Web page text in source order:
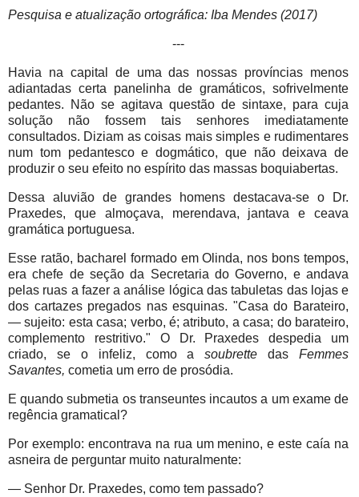
Pesquisa e atualização ortográfica: Iba Mendes (2017)
---
Havia na capital de uma das nossas províncias menos
adiantadas certa panelinha de gramáticos, sofrivelmente
pedantes. Não se agitava questão de sintaxe, para cuja
solução não fossem tais senhores imediatamente
consultados. Diziam as coisas mais simples e rudimentares
num tom pedantesco e dogmático, que não deixava de
produzir o seu efeito no espírito das massas boquiabertas.
Dessa aluvião de grandes homens destacava-se o Dr.
Praxedes, que almoçava, merendava, jantava e ceava
gramática portuguesa.
Esse ratão, bacharel formado em Olinda, nos bons tempos,
era chefe de seção da Secretaria do Governo, e andava
pelas ruas a fazer a análise lógica das tabuletas das lojas e
dos cartazes pregados nas esquinas. "Casa do Barateiro,
— sujeito: esta casa; verbo, é; atributo, a casa; do barateiro,
complemento restritivo." O Dr. Praxedes despedia um
criado, se o infeliz, como asoubrettedasFemmes
Savantes, cometia um erro de prosódia.
E quando submetia os transeuntes incautos a um exame de
regência gramatical?
Por exemplo: encontrava na rua um menino, e este caía na
asneira de perguntar muito naturalmente:
— Senhor Dr. Praxedes, como tem passado?